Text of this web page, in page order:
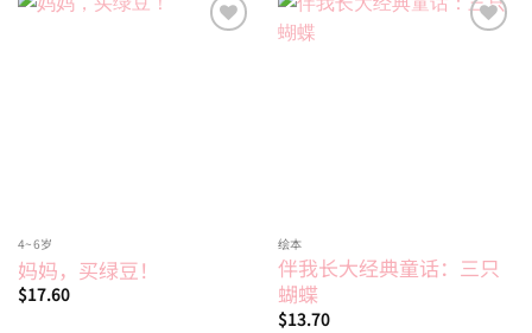
4~6岁
妈妈，买绿豆！
$17.60
绘本
伴我长大经典童话：三只
蝴蝶
$13.70